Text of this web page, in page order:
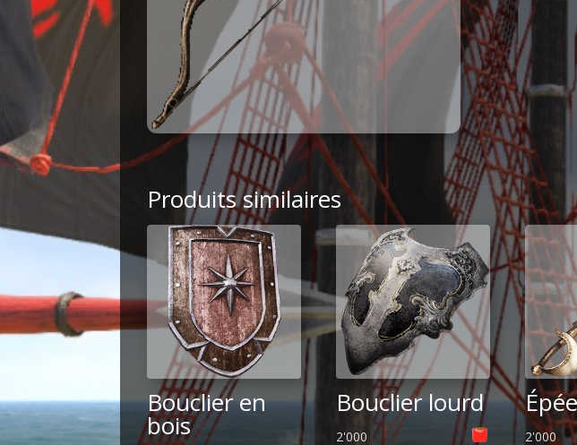
Produits similaires
Bouclier en
bois
Bouclier lourd
2'000
Épée
2'000